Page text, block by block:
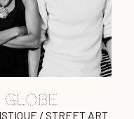
globe
/ STREET ART